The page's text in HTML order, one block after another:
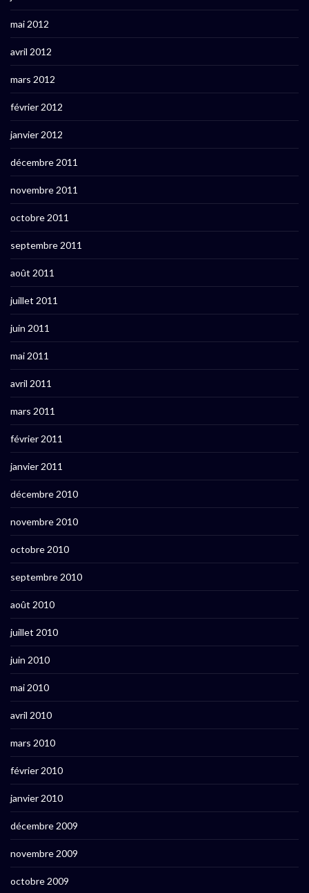
mai 2012
avril 2012
mars 2012
février 2012
janvier 2012
décembre 2011
novembre 2011
octobre 2011
septembre 2011
août 2011
juillet 2011
juin 2011
mai 2011
avril 2011
mars 2011
février 2011
janvier 2011
décembre 2010
novembre 2010
octobre 2010
septembre 2010
août 2010
juillet 2010
juin 2010
mai 2010
avril 2010
mars 2010
février 2010
janvier 2010
décembre 2009
novembre 2009
octobre 2009